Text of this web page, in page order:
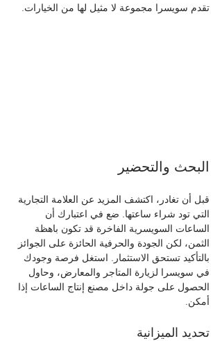
تقدم سويسرا مجموعة لا مثيل لها من الخيارات.
البحث والتحضير
قبل أن تغادر، اكتشف المزيد عن العلامة التجارية
التي تود شراء ساعتها. ضع في اعتبارك أن
الساعات السويسرية الفاخرة قد تكون باهظة
الثمن، لكن الجودة والحرفية الحائزة على الجوائز
بالتأكيد تستحق الاستثمار. استغل فرصة وجودك
في سويسرا لزيارة المتاجر والمعارض، وحاول
الحصول على جولة داخل مصنع إنتاج الساعات إذا
أمكن.
تحديد الميزانية